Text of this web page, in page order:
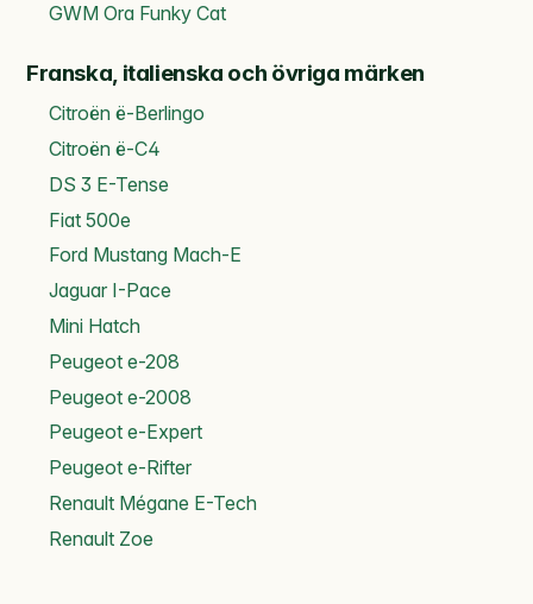
GWM Ora Funky Cat
Franska, italienska och övriga märken
Citroën ë-Berlingo
Citroën ë-C4
DS 3 E-Tense
Fiat 500e
Ford Mustang Mach-E
Jaguar I-Pace
Mini Hatch
Peugeot e-208
Peugeot e-2008
Peugeot e-Expert
Peugeot e-Rifter
Renault Mégane E-Tech
Renault Zoe